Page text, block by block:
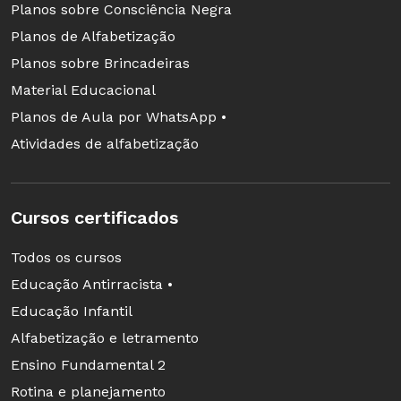
públicoalvo não é formado apenas por profi
ssionais do magistério, embora a medida vá
benefi ciá-los diretamente. Em 2005, teve início
a criação de pólos municipais, com
laboratórios de ensino e pesquisa, informática,
biblioteca e outros recursos tecnológicos. O
em 2007, em 289 municípios brasileiros,
distribuídos em todos os estados da federação.
Licenciaturas e Pedagogia
Planos sobre Consciência Negra
Planos de Alfabetização
Planos sobre Brincadeiras
Material Educacional
Planos de Aula por WhatsApp •
Atividades de alfabetização
Cursos certificados
Todos os cursos
Educação Antirracista •
Educação Infantil
Alfabetização e letramento
Ensino Fundamental 2
Rotina e planejamento